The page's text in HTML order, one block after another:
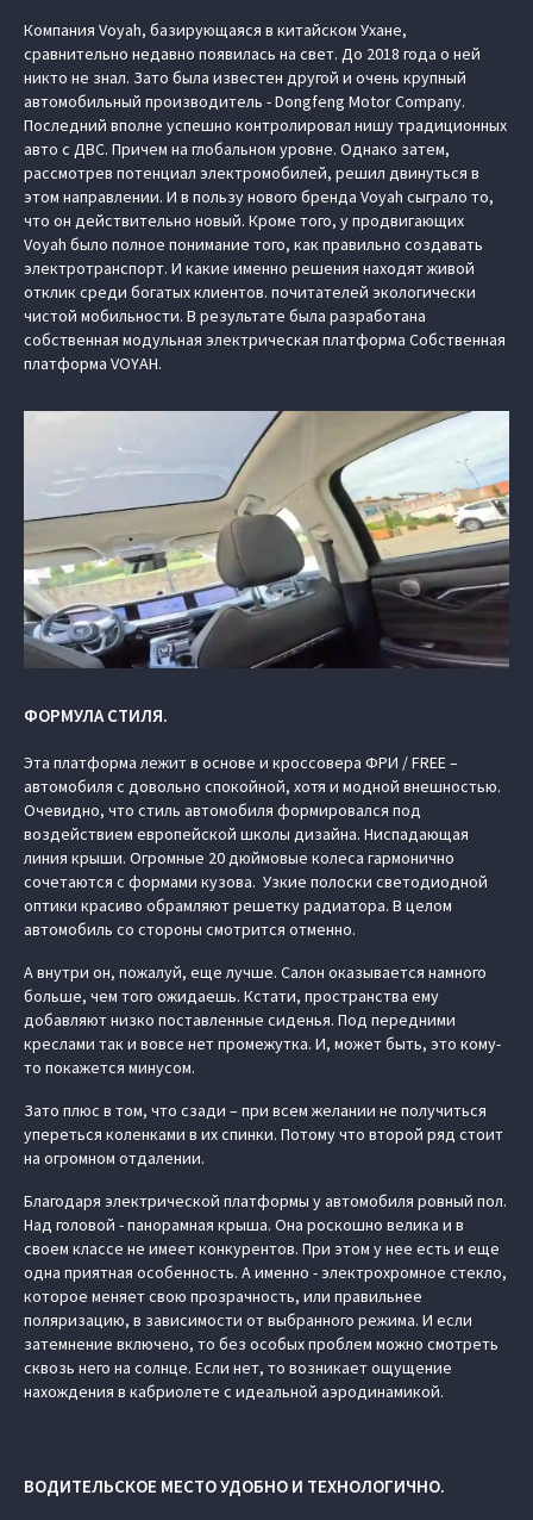
Компания Voyah, базирующаяся в китайском Ухане,
сравнительно недавно появилась на свет. До 2018 года о ней
никто не знал. Зато была известен другой и очень крупный
автомобильный производитель - Dongfeng Motor Company.
Последний вполне успешно контролировал нишу традиционных
авто с ДВС. Причем на глобальном уровне. Однако затем,
рассмотрев потенциал электромобилей, решил двинуться в
этом направлении. И в пользу нового бренда Voyah сыграло то,
что он действительно новый. Кроме того, у продвигающих
Voyah было полное понимание того, как правильно создавать
электротранспорт. И какие именно решения находят живой
отклик среди богатых клиентов. почитателей экологически
чистой мобильности. В результате была разработана
собственная модульная электрическая платформа Cобственная
платформа VOYAH.
ФОРМУЛА СТИЛЯ.
Эта платформа лежит в основе и кроссовера ФРИ / FREE –
автомобиля с довольно спокойной, хотя и модной внешностью.
Очевидно, что стиль автомобиля формировался под
воздействием европейской школы дизайна. Ниспадающая
линия крыши. Огромные 20 дюймовые колеса гармонично
сочетаются с формами кузова. Узкие полоски светодиодной
оптики красиво обрамляют решетку радиатора. В целом
автомобиль со стороны смотрится отменно.
А внутри он, пожалуй, еще лучше. Салон оказывается намного
больше, чем того ожидаешь. Кстати, пространства ему
добавляют низко поставленные сиденья. Под передними
креслами так и вовсе нет промежутка. И, может быть, это кому-
то покажется минусом.
Зато плюс в том, что сзади – при всем желании не получиться
упереться коленками в их спинки. Потому что второй ряд стоит
на огромном отдалении.
Благодаря электрической платформы у автомобиля ровный пол.
Над головой - панорамная крыша. Она роскошно велика и в
своем классе не имеет конкурентов. При этом у нее есть и еще
одна приятная особенность. А именно - электрохромное стекло,
которое меняет свою прозрачность, или правильнее
поляризацию, в зависимости от выбранного режима. И если
затемнение включено, то без особых проблем можно смотреть
сквозь него на солнце. Если нет, то возникает ощущение
нахождения в кабриолете с идеальной аэродинамикой.
ВОДИТЕЛЬСКОЕ МЕСТО УДОБНО И ТЕХНОЛОГИЧНО.